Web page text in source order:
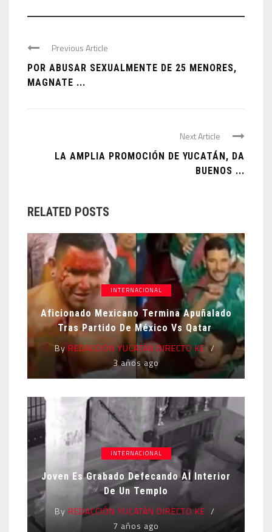
Previous Article
POR ABUSAR SEXUALMENTE DE 25 MENORES,
MAGNATE ...
Next Article
LA AMPLIA PROMOCIÓN DE YUCATÁN, DA
BUENOS ...
RELATED POSTS
INTERNACIONAL
Aficionado Mexicano Termina Apuñalado
Tras Partido De México Vs Qatar
ByREDACCIÓN YUCATÁN DIRECTO KE
3 años ago
INTERNACIONAL
Joven Es Grabado Defecando Al Interior
De Un Templo
By REDACCIÓN YUCATÁN DIRECTO KE
7 años ago